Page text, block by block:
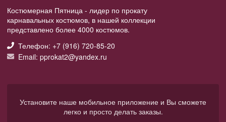
Костюмерная Пятница - лидер по прокату
карнавальных костюмов, в нашей коллекции
представлено более 4000 костюмов.
Телефон: +7 (916) 720-85-20
Email: pprokat2@yandex.ru
Установите наше мобильное приложение и Вы сможете
легко и просто делать заказы.